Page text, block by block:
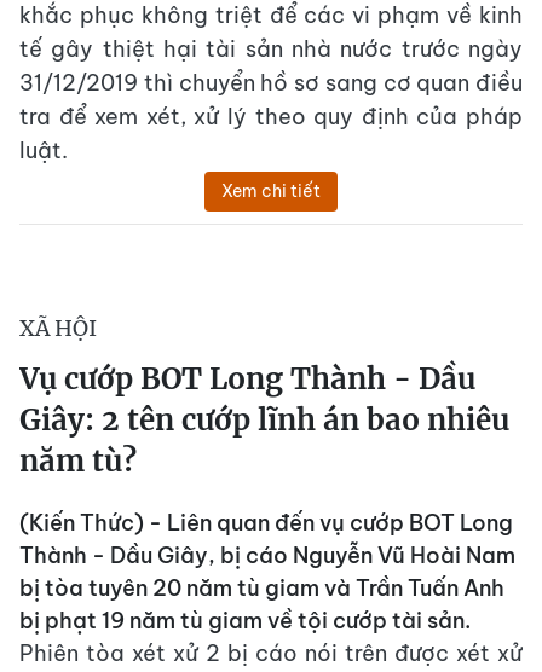
khắc phục không triệt để các vi phạm về kinh
tế gây thiệt hại tài sản nhà nước trước ngày
31/12/2019 thì chuyển hồ sơ sang cơ quan điều
tra để xem xét, xử lý theo quy định của pháp
luật.
Xem chi tiết
XÃ HỘI
Vụ cướp BOT Long Thành - Dầu
Giây: 2 tên cướp lĩnh án bao nhiêu
năm tù?
(Kiến Thức) - Liên quan đến vụ cướp BOT Long
Thành - Dầu Giây, bị cáo Nguyễn Vũ Hoài Nam
bị tòa tuyên 20 năm tù giam và Trần Tuấn Anh
bị phạt 19 năm tù giam về tội cướp tài sản.
Phiên tòa xét xử 2 bị cáo nói trên được xét xử